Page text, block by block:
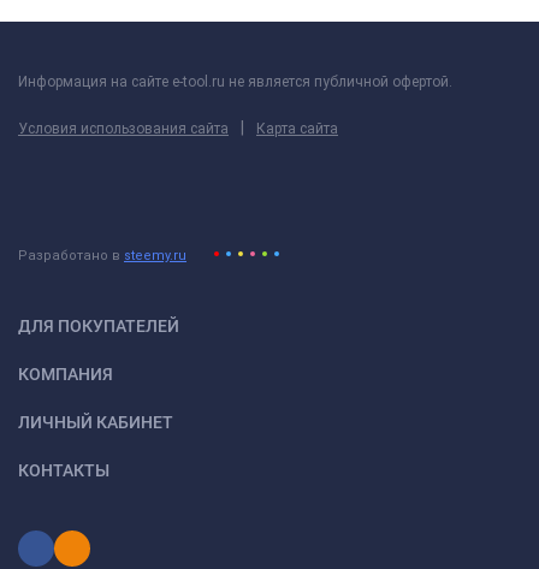
Информация на сайте e-tool.ru не является публичной офертой.
Условия использования сайта Карта сайта
Разработано в steemy.ru
ДЛЯ ПОКУПАТЕЛЕЙ
КОМПАНИЯ
ЛИЧНЫЙ КАБИНЕТ
КОНТАКТЫ